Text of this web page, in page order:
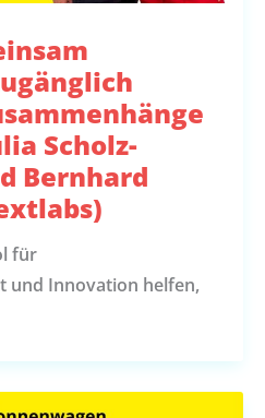
Scholz-
Bernhard
für
und Innovation helfen,